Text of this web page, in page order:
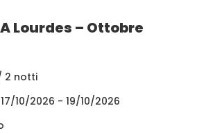
Lourdes – Ottobre
2 notti
10/2026 - 19/10/2026